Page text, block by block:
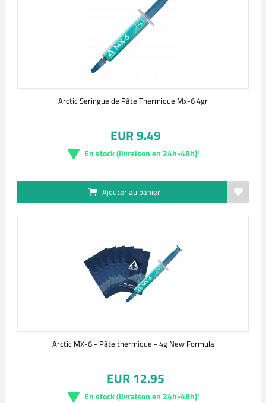
Arctic Seringue de Pâte Thermique Mx-6 4gr
EUR 9.49
En stock (livraison en 24h-48h)*
Ajouter au panier
Arctic MX-6 - Pâte thermique - 4g New Formula
EUR 12.95
En stock (livraison en 24h-48h)*